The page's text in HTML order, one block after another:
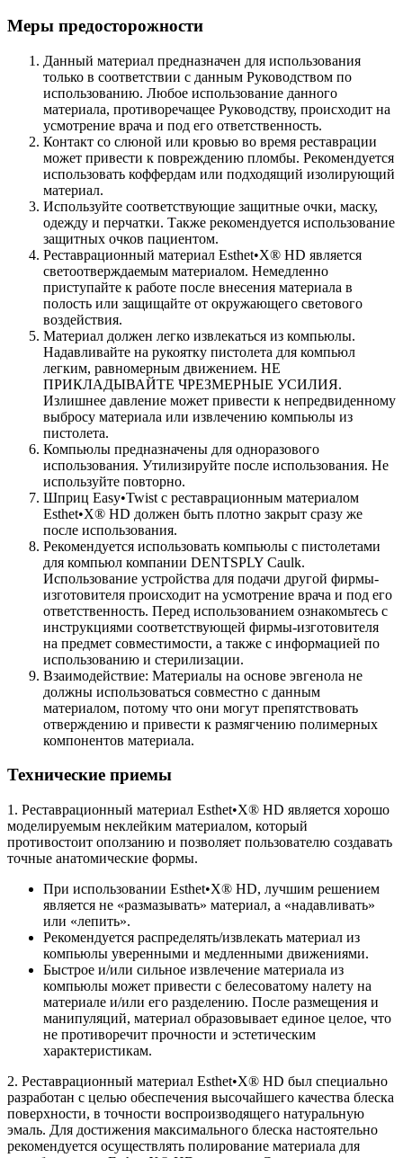
Меры предосторожности
Данный материал предназначен для использования
только в соответствии с данным Руководством по
использованию. Любое использование данного
материала, противоречащее Руководству, происходит на
усмотрение врача и под его ответственность.
Контакт со слюной или кровью во время реставрации
может привести к повреждению пломбы. Рекомендуется
использовать коффердам или подходящий изолирующий
материал.
Используйте соответствующие защитные очки, маску,
одежду и перчатки. Также рекомендуется использование
защитных очков пациентом.
Реставрационный материал Esthet•X® HD является
светоотверждаемым материалом. Немедленно
приступайте к работе после внесения материала в
полость или защищайте от окружающего светового
воздействия.
Материал должен легко извлекаться из компьюлы.
Надавливайте на рукоятку пистолета для компьюл
легким, равномерным движением. НЕ
ПРИКЛАДЫВАЙТЕ ЧРЕЗМЕРНЫЕ УСИЛИЯ.
Излишнее давление может привести к непредвиденному
выбросу материала или извлечению компьюлы из
пистолета.
Компьюлы предназначены для одноразового
использования. Утилизируйте после использования. Не
используйте повторно.
Шприц Easy•Twist с реставрационным материалом
Esthet•X® HD должен быть плотно закрыт сразу же
после использования.
Рекомендуется использовать компьюлы с пистолетами
для компьюл компании DENTSPLY Caulk.
Использование устройства для подачи другой фирмы-
изготовителя происходит на усмотрение врача и под его
ответственность. Перед использованием ознакомьтесь с
инструкциями соответствующей фирмы-изготовителя
на предмет совместимости, а также с информацией по
использованию и стерилизации.
Взаимодействие: Материалы на основе эвгенола не
должны использоваться совместно с данным
материалом, потому что они могут препятствовать
отверждению и привести к размягчению полимерных
компонентов материала.
Технические приемы
1. Реставрационный материал Esthet•X® HD является хорошо
моделируемым неклейким материалом, который
противостоит оползанию и позволяет пользователю создавать
точные анатомические формы.
При использовании Esthet•X® HD, лучшим решением
является не «размазывать» материал, а «надавливать»
или «лепить».
Рекомендуется распределять/извлекать материал из
компьюлы уверенными и медленными движениями.
Быстрое и/или сильное извлечение материала из
компьюлы может привести с белесоватому налету на
материале и/или его разделению. После размещения и
манипуляций, материал образовывает единое целое, что
не противоречит прочности и эстетическим
характеристикам.
2. Реставрационный материал Esthet•X® HD был специально
разработан с целью обеспечения высочайшего качества блеска
поверхности, в точности воспроизводящего натуральную
эмаль. Для достижения максимального блеска настоятельно
рекомендуется осуществлять полирование материала для